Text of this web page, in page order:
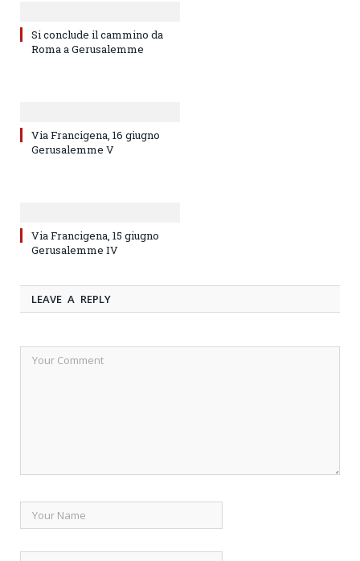
Si conclude il cammino da
Roma a Gerusalemme
Via Francigena, 16 giugno
Gerusalemme V
Via Francigena, 15 giugno
Gerusalemme IV
LEAVE A REPLY